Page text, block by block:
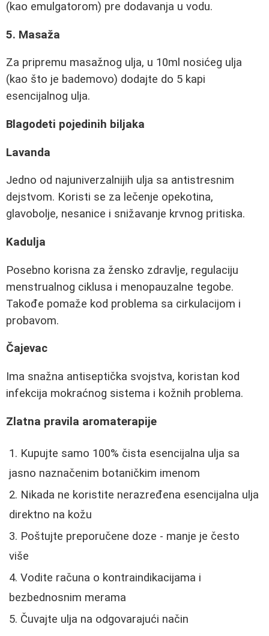
(kao emulgatorom) pre dodavanja u vodu.
5. Masaža
Za pripremu masažnog ulja, u 10ml nosićeg ulja
(kao što je bademovo) dodajte do 5 kapi
esencijalnog ulja.
Blagodeti pojedinih biljaka
Lavanda
Jedno od najuniverzalnijih ulja sa antistresnim
dejstvom. Koristi se za lečenje opekotina,
glavobolje, nesanice i snižavanje krvnog pritiska.
Kadulja
Posebno korisna za žensko zdravlje, regulaciju
menstrualnog ciklusa i menopauzalne tegobe.
Takođe pomaže kod problema sa cirkulacijom i
probavom.
Čajevac
Ima snažna antiseptička svojstva, koristan kod
infekcija mokraćnog sistema i kožnih problema.
Zlatna pravila aromaterapije
Kupujte samo 100% čista esencijalna ulja sa
jasno naznačenim botaničkim imenom
Nikada ne koristite nerazređena esencijalna ulja
direktno na kožu
Poštujte preporučene doze - manje je često
više
Vodite računa o kontraindikacijama i
bezbednosnim merama
Čuvajte ulja na odgovarajući način